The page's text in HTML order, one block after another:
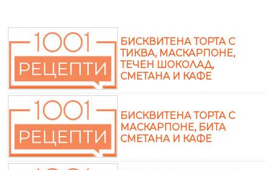
БИСКВИТЕНА ТОРТА С
ТИКВА, МАСКАРПОНЕ,
ТЕЧЕН ШОКОЛАД,
СМЕТАНА И КАФЕ
БИСКВИТЕНА ТОРТА С
МАСКАРПОНЕ, БИТА
СМЕТАНА И КАФЕ